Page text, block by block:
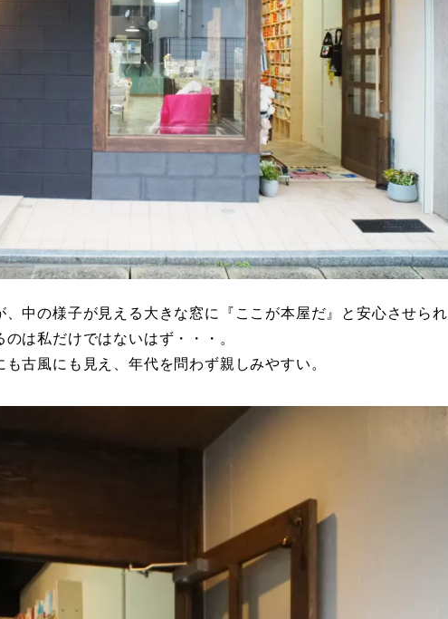
中の様子が見える大きな窓に『ここが本屋だ』と安心させられ
は私だけではないはず・・・。
古風にも見え、年代を問わず親しみやすい。